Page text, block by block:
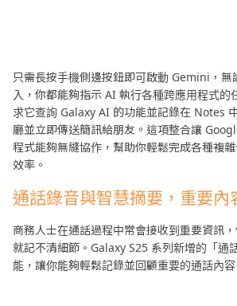
只需長按手機側邊按鈕即可啟動 Gemini，無
入，你都能夠指示 AI 執行各種跨應用程式的
求它查詢 Galaxy AI 的功能並記錄在 Notes
廳並立即傳送簡訊給朋友。這項整合讓
程式能夠無縫協作，幫助你輕鬆完成各種複
效率。
通話錄音與智慧摘要，重要內
商務人士在通話過程中常會接收到重要資訊
就記不清細節。Galaxy S25 系列新增的「通
能，讓你能夠輕鬆記錄並回顧重要的通話內容